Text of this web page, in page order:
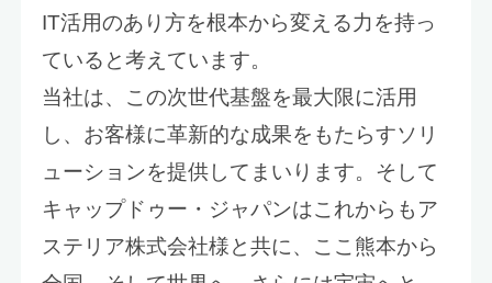
IT活用のあり方を根本から変える力を持っ
ていると考えています。
当社は、この次世代基盤を最大限に活用
し、お客様に革新的な成果をもたらすソリ
ューションを提供してまいります。そして
キャップドゥー・ジャパンはこれからもア
ステリア株式会社様と共に、ここ熊本から